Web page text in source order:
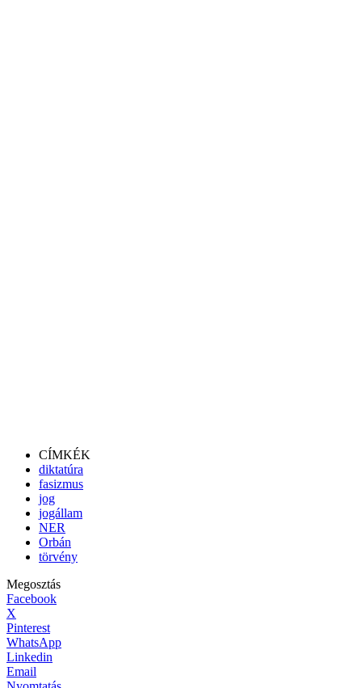
CÍMKÉK
diktatúra
fasizmus
jog
jogállam
NER
Orbán
törvény
Megosztás
Facebook
X
Pinterest
WhatsApp
Linkedin
Email